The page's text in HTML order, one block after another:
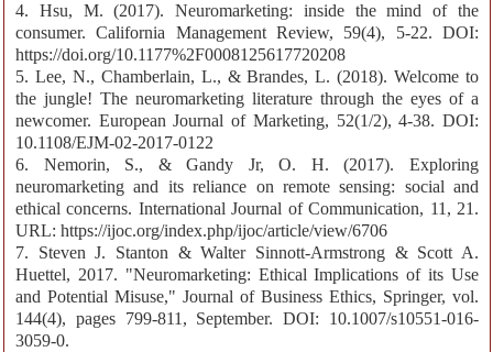
4. Hsu, M. (2017). Neuromarketing: inside the mind of the
consumer. California Management Review, 59(4), 5-22. DOI:
https://doi.org/10.1177%2F0008125617720208
5. Lee, N., Chamberlain, L., & Brandes, L. (2018). Welcome to
the jungle! The neuromarketing literature through the eyes of a
newcomer. European Journal of Marketing, 52(1/2), 4-38. DOI:
10.1108/EJM-02-2017-0122
6. Nemorin, S., & Gandy Jr, O. H. (2017). Exploring
neuromarketing and its reliance on remote sensing: social and
ethical concerns. International Journal of Communication, 11, 21.
URL: https://ijoc.org/index.php/ijoc/article/view/6706
7. Steven J. Stanton & Walter Sinnott-Armstrong & Scott A.
Huettel, 2017. "Neuromarketing: Ethical Implications of its Use
and Potential Misuse," Journal of Business Ethics, Springer, vol.
144(4), pages 799-811, September. DOI: 10.1007/s10551-016-
3059-0.